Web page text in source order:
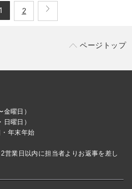
1 2
ページトップ
曜日）
曜日）
年末年始
営業日以内に担当者よりお返事を差し